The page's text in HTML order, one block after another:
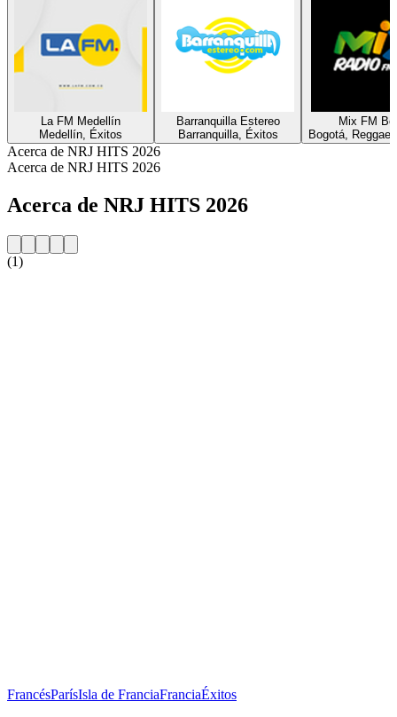
La FM Medellín
Medellín, Éxitos
Barranquilla Estereo
Barranquilla, Éxitos
Mix FM
Bogotá,
Acerca de NRJ HITS 2026
Acerca de NRJ HITS 2026
Acerca de NRJ HITS 2026
(1)
FrancésParísIsla de FranciaFranciaÉxitos